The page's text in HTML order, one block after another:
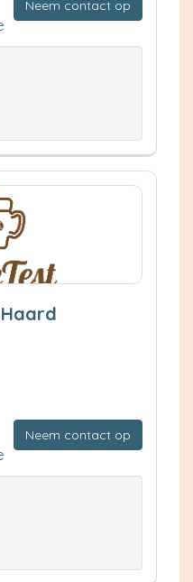
Neem contact op
Neem contact op